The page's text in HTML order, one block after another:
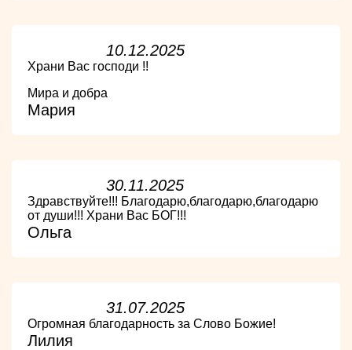
10.12.2025
Храни Вас господи !!
Мира и добра
Мария
30.11.2025
Здравствуйте!!! Благодарю,благодарю,благодарю
от души!!! Храни Вас БОГ!!!
Ольга
31.07.2025
Огромная благодарность за Слово Божие!
Лилия